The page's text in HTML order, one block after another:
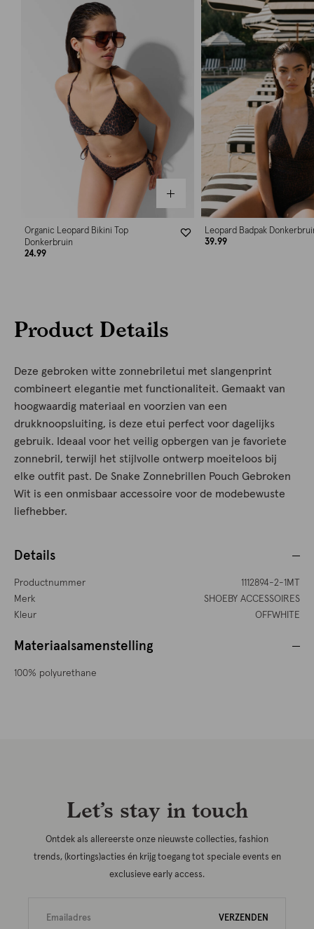
Organic Leopard Bikini Top
Donkerbruin
24.99
Leopard Badpak
39.99
Product Details
Deze gebroken witte zonnebriletui met slangenprint
combineert elegantie met functionaliteit. Gemaakt van
hoogwaardig materiaal en voorzien van een
drukknoopsluiting, is deze etui perfect voor dagelijks
gebruik. Ideaal voor het veilig opbergen van je favoriete
zonnebril, terwijl het stijlvolle ontwerp moeiteloos bij
elke outfit past. De Snake Zonnebrillen Pouch Gebroken
Wit is een onmisbaar accessoire voor de modebewuste
liefhebber.
Details
Productnummer
1112894-2-1MT
Merk
SHOEBY ACCESSOIRES
Kleur
OFFWHITE
Materiaalsamenstelling
100% polyurethane
Let’s stay in touch
Ontdek als allereerste onze nieuwste collecties, fashion
trends, (kortings)acties én krijg toegang tot speciale events en
exclusieve early access.
VERZENDEN